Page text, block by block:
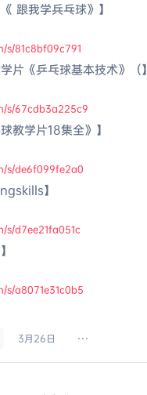
跟我学兵乓球》】
s/81c8bf09c791
片《乒乓球基本技术》（】
s/67cdb3a225c9
教学片18集全》】
s/de6f099fe2a0
】
s/d7ee21fa051c
s/a8071e31c0b5
3月26日